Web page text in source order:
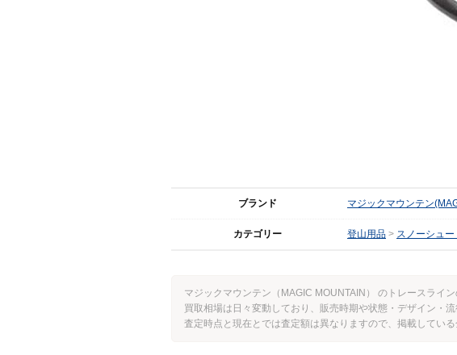
ブランド マジックマウンテン
カテゴリー 登山用品 スノーシュ
マジックマウンテン（MAGIC MOUNTAIN） のトレースライ
買取相場は日々変動しており、販売時期や状態・デザイン・
査定時点と現在とでは査定額は異なりますので、掲載してい